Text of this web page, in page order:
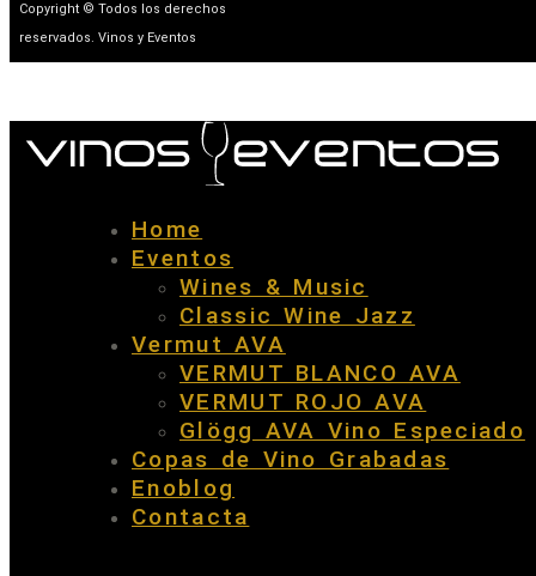
Copyright © Todos los derechos
reservados. Vinos y Eventos
Home
Eventos
Wines & Music
Classic Wine Jazz
Vermut AVA
VERMUT BLANCO AVA
VERMUT ROJO AVA
Glögg AVA Vino Especiado
Copas de Vino Grabadas
Enoblog
Contacta